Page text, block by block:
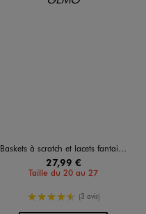
Baskets à scratch et lacets fantaisie fille - Lovely Wings
27,99 €
Taille du 20 au 27
4.5/5 de moyenne
(3 avis)